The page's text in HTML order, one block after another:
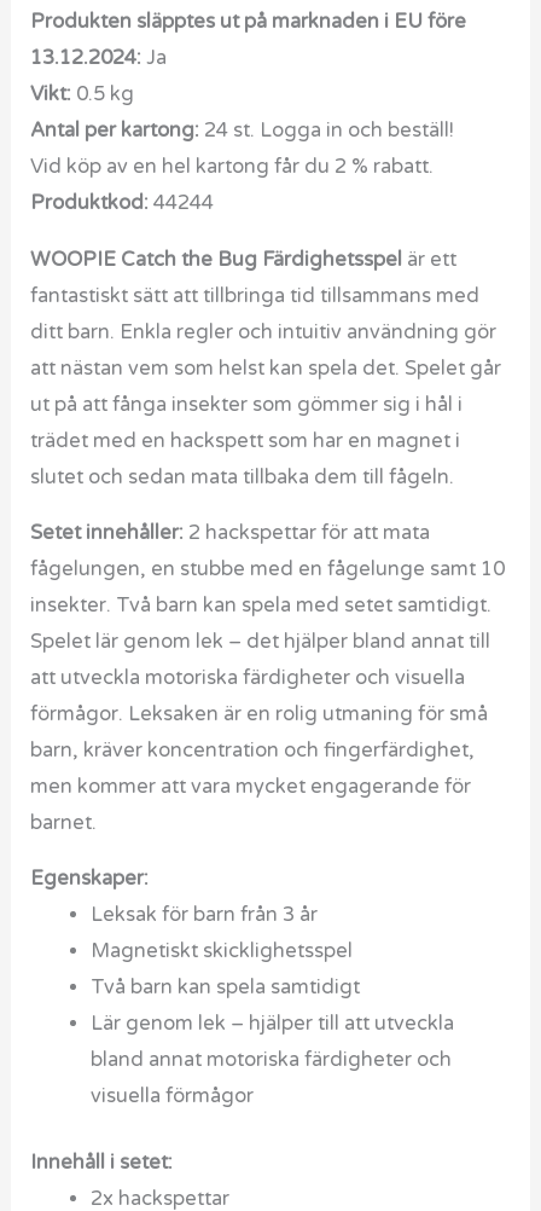
Produkten släpptes ut på marknaden i EU före
13.12.2024: Ja
Vikt: 0.5 kg
Antal per kartong: 24 st. Logga in och beställ!
Vid köp av en hel kartong får du 2 % rabatt.
Produktkod: 44244
WOOPIE Catch the Bug Färdighetsspel är ett
fantastiskt sätt att tillbringa tid tillsammans med
ditt barn. Enkla regler och intuitiv användning gör
att nästan vem som helst kan spela det. Spelet går
ut på att fånga insekter som gömmer sig i hål i
trädet med en hackspett som har en magnet i
slutet och sedan mata tillbaka dem till fågeln.
Setet innehåller: 2 hackspettar för att mata
fågelungen, en stubbe med en fågelunge samt 10
insekter. Två barn kan spela med setet samtidigt.
Spelet lär genom lek – det hjälper bland annat till
att utveckla motoriska färdigheter och visuella
förmågor. Leksaken är en rolig utmaning för små
barn, kräver koncentration och fingerfärdighet,
men kommer att vara mycket engagerande för
barnet.
Egenskaper:
Leksak för barn från 3 år
Magnetiskt skicklighetsspel
Två barn kan spela samtidigt
Lär genom lek – hjälper till att utveckla
bland annat motoriska färdigheter och
visuella förmågor
Innehåll i setet:
2x hackspettar